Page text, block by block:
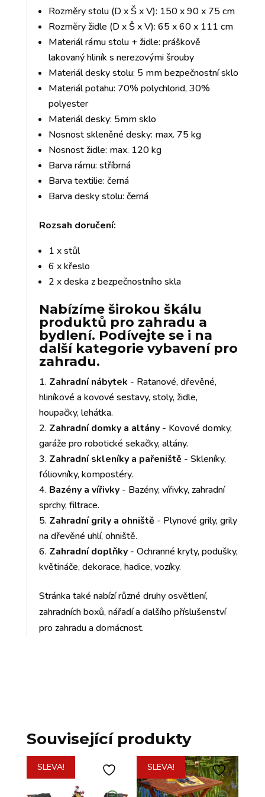
Rozměry stolu (D x Š x V): 150 x 90 x 75 cm
Rozměry židle (D x Š x V): 65 x 60 x 111 cm
Materiál rámu stolu + židle: práškově
lakovaný hliník s nerezovými šrouby
Materiál desky stolu: 5 mm bezpečnostní sklo
Materiál potahu: 70% polychlorid, 30%
polyester
Materiál desky: 5mm sklo
Nosnost skleněné desky: max. 75 kg
Nosnost židle: max. 120 kg
Barva rámu: stříbrná
Barva textilie: černá
Barva desky stolu: černá
Rozsah doručení:
1 x stůl
6 x křeslo
2 x deska z bezpečnostního skla
Nabízíme širokou škálu
produktů pro zahradu a
bydlení. Podívejte se i na
další kategorie vybavení pro
zahradu.
Zahradní nábytek - Ratanové, dřevěné,
hliníkové a kovové sestavy, stoly, židle,
houpačky, lehátka.
Zahradní domky a altány- Kovové domky,
garáže pro robotické sekačky, altány.
Zahradní skleníky a pařeniště - Skleníky,
fóliovníky, kompostéry.
Bazény a vířivky- Bazény, vířivky, zahradní
sprchy, filtrace.
Zahradní grily a ohniště - Plynové grily, grily
na dřevěné uhlí, ohniště.
Zahradní doplňky- Ochranné kryty, podušky,
květináče, dekorace, hadice, vozíky.
Stránka také nabízí různé druhy osvětlení,
zahradních boxů, nářadí a dalšího příslušenství
pro zahradu a domácnost.
Související produkty
SLEVA! SLEVA!